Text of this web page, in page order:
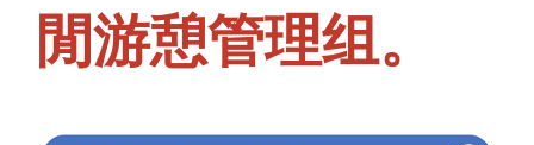
閒游憩管理组。